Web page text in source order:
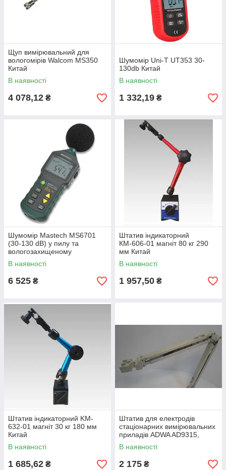
Щуп вимірювальний для
вологомірів Walcom MS350
Китай
В наявності
4 078,12 ₴
Шумомір Uni-T UT353 30-
130db Китай
В наявності
1 332,19 ₴
Шумомір Mastech MS6701
(30-130 dB) у пилу та
вологозахищеному
прогумованому корпусі ПО
Китай
В наявності
6 525 ₴
Штатив індикаторний
КМ-606-01 магніт 80 кг 290
мм Китай
В наявності
1 957,50 ₴
Штатив індикаторний KM-
632-01 магніт 30 кг 180 мм
Китай
В наявності
1 685,62 ₴
Штатив для електродів
стаціонарних вимірювальних
приладів ADWA AD9315,
Угорщина
В наявності
2 175 ₴